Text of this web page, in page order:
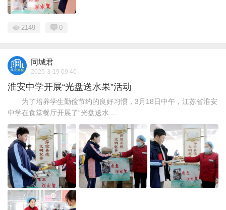
2149 0
同城君
2025-3-19 09:40
淮安中学开展“光盘送水果”活动
为了培养学生勤俭节约的良好习惯，3月18日中午，江苏省淮安
中学在食堂餐厅开展了“光盘送水 ...